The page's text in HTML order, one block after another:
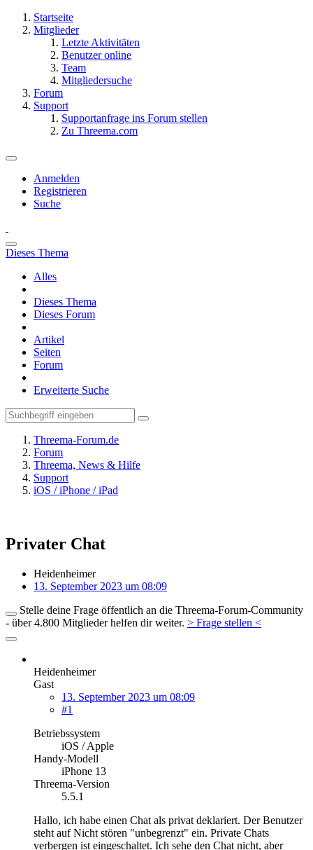
Startseite
Mitglieder
Letzte Aktivitäten
Benutzer online
Team
Mitgliedersuche
Forum
Support
Supportanfrage ins Forum stellen
Zu Threema.com
Anmelden
Registrieren
Suche
Dieses Thema
Alles
Dieses Thema
Dieses Forum
Artikel
Seiten
Forum
Erweiterte Suche
Threema-Forum.de
Forum
Threema, News & Hilfe
Support
iOS / iPhone / iPad
Privater Chat
Heidenheimer
13. September 2023 um 08:09
Stelle deine Frage öffentlich an die Threema-Forum-Community
- über 4.800 Mitglieder helfen dir weiter. > Frage stellen <
Heidenheimer
Gast
13. September 2023 um 08:09
#1
Betriebssystem
iOS / Apple
Handy-Modell
iPhone 13
Threema-Version
5.5.1
Hallo, ich habe einen Chat als privat deklariert. Der Benutzer
steht auf Nicht stören "unbegrenzt" ein. Private Chats
verbergen ist eingeschaltet. Ich sehe den Chat nicht, aber